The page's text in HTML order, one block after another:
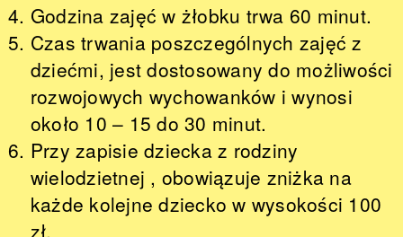
Godzina zajęć w żłobku trwa 60 minut.
Czas trwania poszczególnych zajęć z
dziećmi, jest dostosowany do możliwości
rozwojowych wychowanków i wynosi
około 10 – 15 do 30 minut.
Przy zapisie dziecka z rodziny
wielodzietnej , obowiązuje zniżka na
każde kolejne dziecko w wysokości 100
zł.